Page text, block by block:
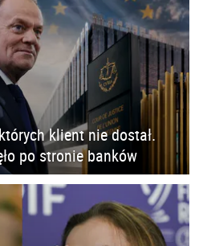
klient nie dostał.
po stronie banków